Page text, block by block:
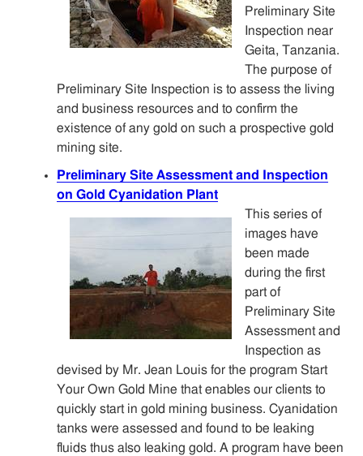
Preliminary Site
Inspection near
Geita, Tanzania.
The purpose of
Preliminary Site Inspection is to assess the living
and business resources and to confirm the
existence of any gold on such a prospective gold
mining site.
Preliminary Site Assessment and Inspection
on Gold Cyanidation Plant
This series of
images have
been made
during the first
part of
Preliminary Site
Assessment and
Inspection as
devised by Mr. Jean Louis for the program Start
Your Own Gold Mine that enables our clients to
quickly start in gold mining business. Cyanidation
tanks were assessed and found to be leaking
fluids thus also leaking gold. A program have been